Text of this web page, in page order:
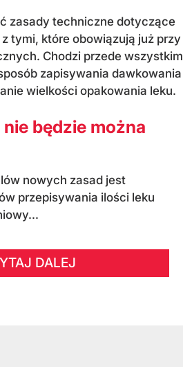
zasady techniczne dotyczące
tymi, które obowiązują już przy
Chodzi przede wszystkim
zapisywania dawkowania
wielkości opakowania leku.
będzie można
nowych zasad jest
przepisywania ilości leku
DALEJ